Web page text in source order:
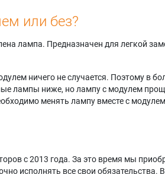
или без?
лампа. Предназначен для легкой
ничего не случается. Поэтому в
лампы ниже, но лампу с модулем
менять лампу вместе с модулем
с 2013 года. За это время мы
исполнять все свои обязательства.